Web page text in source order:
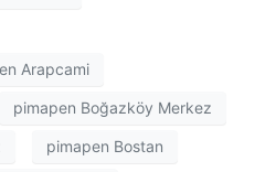
Arapcami
pimapen Boğazköy Merkez
pimapen Bostan